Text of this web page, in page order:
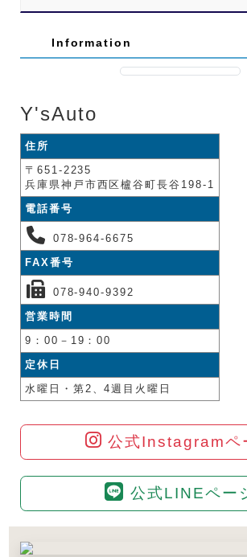
Information
Y'sAuto
住所
〒651-2235
兵庫県神戸市西区櫨谷町長谷198-1
電話番号
078-964-6675
FAX番号
078-940-9392
営業時間
9：00－19：00
定休日
水曜日・第2、4週目火曜日
公式Instagramペ
公式LINEペー